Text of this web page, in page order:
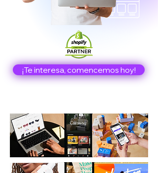
¡Te interesa, comencemos hoy!